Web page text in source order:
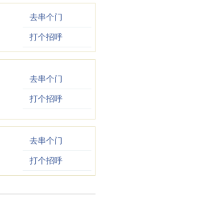
去串个门
打个招呼
去串个门
打个招呼
去串个门
打个招呼